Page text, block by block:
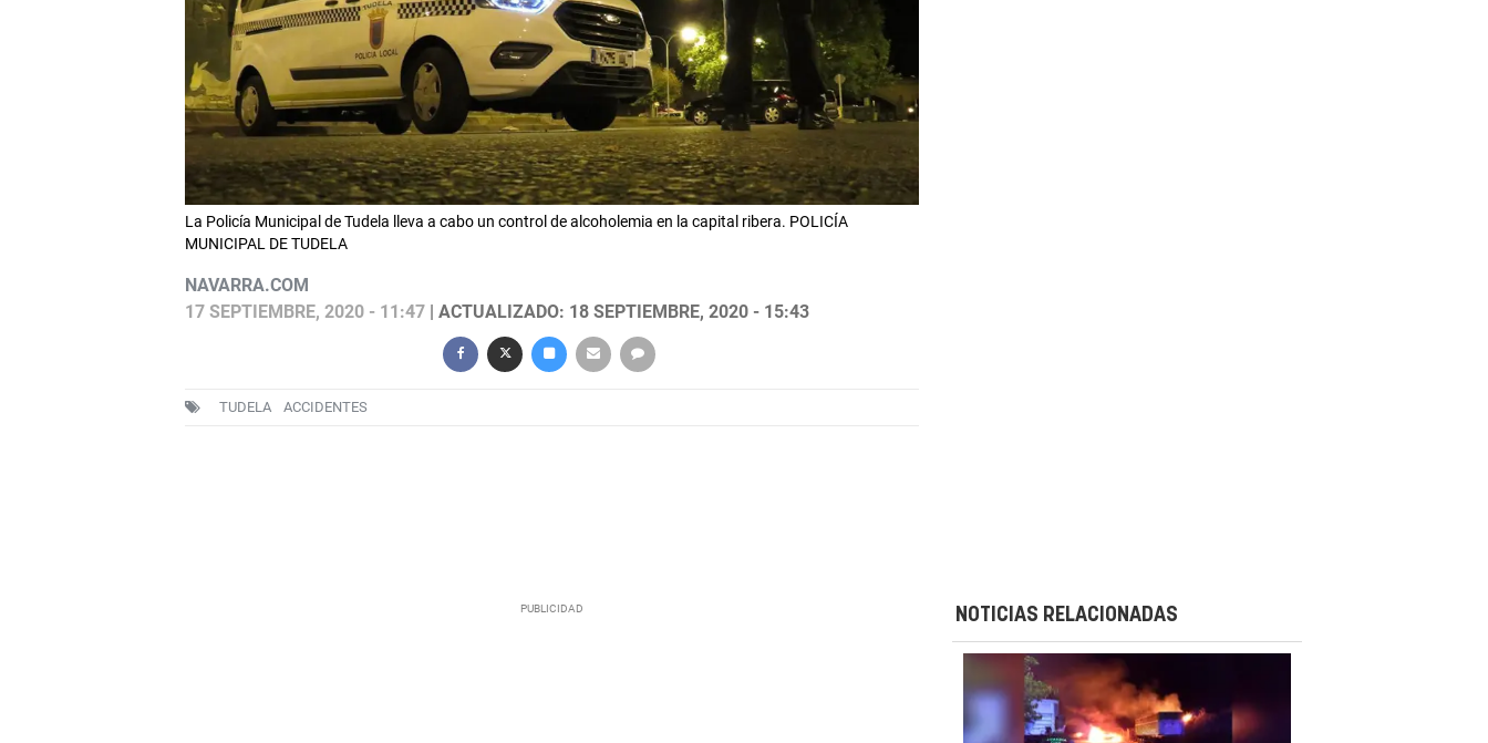
La Policía Municipal de Tudela lleva a cabo un control de alcoholemia en la capital ribera. POLICÍA
MUNICIPAL DE TUDELA
NAVARRA.COM
17 SEPTIEMBRE, 2020 - 11:47| ACTUALIZADO: 18 SEPTIEMBRE, 2020 - 15:43
TUDELA ACCIDENTES
NOTICIAS RELACIONADAS